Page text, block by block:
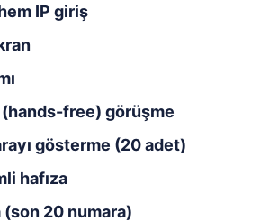
IP giriş
free) görüşme
gösterme (20 adet)
hafıza
(son 20 numara)